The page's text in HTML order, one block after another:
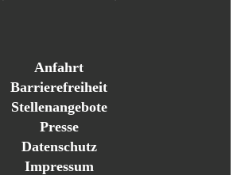
Anfahrt
Barrierefreiheit
Stellenangebote
Presse
Datenschutz
Impressum